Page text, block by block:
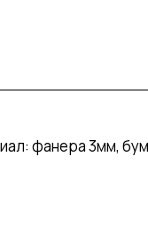
фанера 3мм,